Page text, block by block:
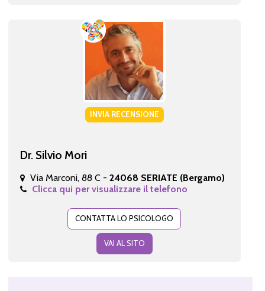
INVIA RECENSIONE
Dr. Silvio Mori
Via Marconi, 88 C - 24068 SERIATE (Bergamo)
Clicca qui per visualizzare il telefono
CONTATTA LO PSICOLOGO
VAI AL SITO